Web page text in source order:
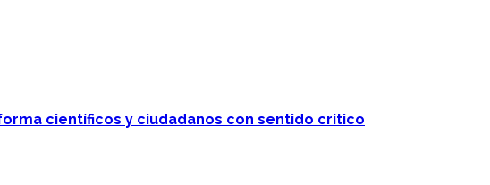
científicos y ciudadanos con sentido crítico